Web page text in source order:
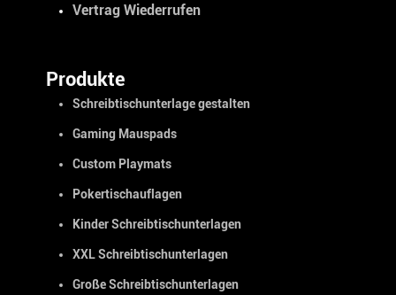
Vertrag Wiederrufen
Produkte
Schreibtischunterlage gestalten
Gaming Mauspads
Custom Playmats
Pokertischauflagen
Kinder Schreibtischunterlagen
XXL Schreibtischunterlagen
Große Schreibtischunterlagen